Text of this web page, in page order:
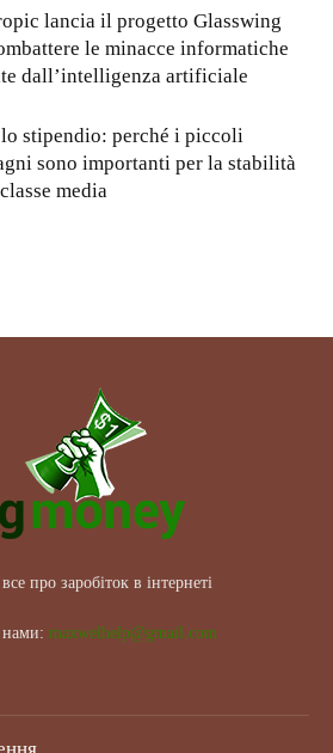
lancia il progetto Glasswing
le minacce informatiche
dall’intelligenza artificiale
stipendio: perché i piccoli
sono importanti per la stabilità
media
про заробіток в інтернеті
нами: maxwelhelp@gmail.com